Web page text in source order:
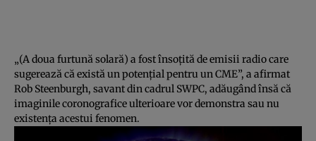
„(A doua furtună solară) a fost însoţită de emisii radio care
sugerează că există un potenţial pentru un CME”, a afirmat
Rob Steenburgh, savant din cadrul SWPC, adăugând însă că
imaginile coronografice ulterioare vor demonstra sau nu
existenţa acestui fenomen.